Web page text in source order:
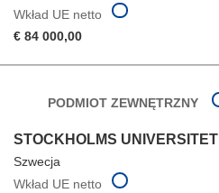
Wkład UE netto
€ 84 000,00
PODMIOT ZEWNĘTRZNY
STOCKHOLMS UNIVERSITET
Szwecja
Wkład UE netto